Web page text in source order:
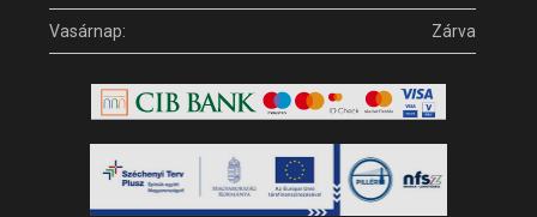
Vasárnap: Zárva